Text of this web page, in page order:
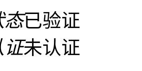
态已验证
证未认证